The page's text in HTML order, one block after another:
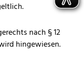
nach § 12
hingewiesen.